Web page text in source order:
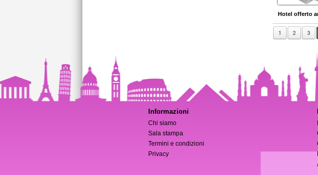
Hotel offerto
1 2 3
Informazioni
Chi siamo
Sala stampa
Termini e condizioni
Privacy